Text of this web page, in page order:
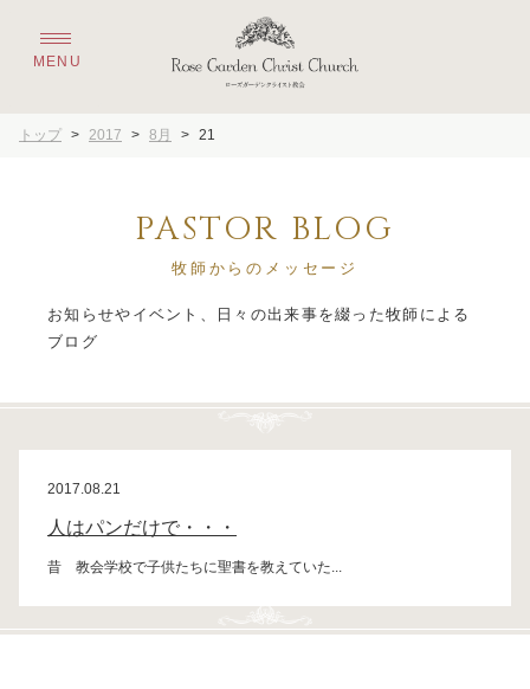
トップ > 2017 > 8月 > 21
PASTOR BLOG
牧師からのメッセージ
お知らせやイベント、日々の出来事を綴った牧師による
2017.08.21
人はパンだけで・・・
昔 教会学校で子供たちに聖書を教えていた...